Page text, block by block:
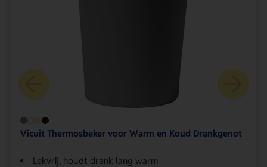
Vicuit Thermosbeker voor Warm en Koud Drankgenot
Lekvrij, houdt drank lang warm